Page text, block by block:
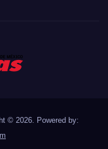
© 2026. Powered by: